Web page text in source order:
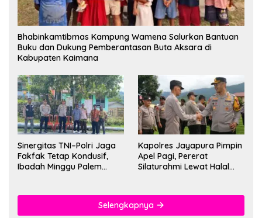
Bhabinkamtibmas Kampung Wamena Salurkan Bantuan
Buku dan Dukung Pemberantasan Buta Aksara di
Kabupaten Kaimana
Sinergitas TNI–Polri Jaga
Fakfak Tetap Kondusif,
Ibadah Minggu Palem
Kapolres Jayapura Pimpin
Apel Pagi, Pererat
Silaturahmi Lewat Halal
Selengkapnya